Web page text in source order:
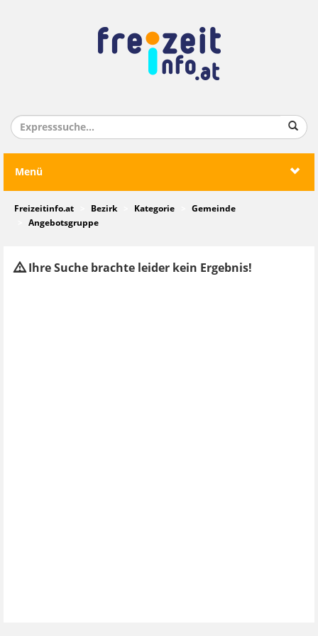
Menü
Freizeitinfo.at Bezirk Kategorie
Gemeinde
Angebotsgruppe
Ihre Suche brachte leider kein Ergebnis!